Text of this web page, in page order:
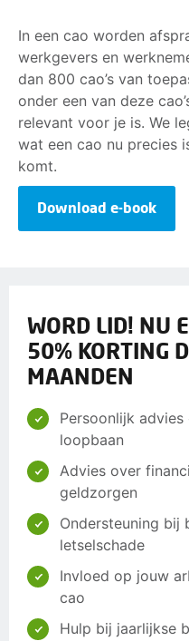
In een cao worden
werkgevers en
dan 800 cao’s van
onder een van deze
relevant voor je is. We
wat een cao nu precies
komt.
Download e-book
WORD LID! NU
50% KORTING
MAANDEN
Persoonlijk
loopbaan
Advies over
geldzorgen
Ondersteuning bij
letselschade
Invloed op jouw
cao
Hulp bij jaarlijkse